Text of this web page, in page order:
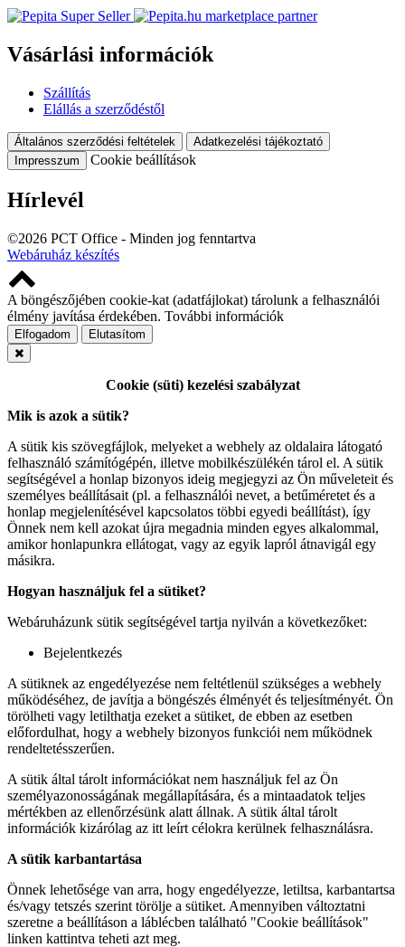
marketplace partner
Vásárlási információk
Szállítás
Elállás a szerződéstől
Általános szerződési feltételek
Adatkezelési tájékoztató
Impresszum
Cookie beállítások
Hírlevél
©2026 PCT Office - Minden jog fenntartva
Webáruház készítés
A böngészőjében cookie-kat (adatfájlokat) tárolunk a felhasználói
élmény javítása érdekében. További információk
Elfogadom Elutasítom
Cookie (süti) kezelési szabályzat
Mik is azok a sütik?
A sütik kis szövegfájlok, melyeket a webhely az oldalaira látogató
felhasználó számítógépén, illetve mobilkészülékén tárol el. A sütik
segítségével a honlap bizonyos ideig megjegyzi az Ön műveleteit és
személyes beállításait (pl. a felhasználói nevet, a betűméretet és a
honlap megjelenítésével kapcsolatos többi egyedi beállítást), így
Önnek nem kell azokat újra megadnia minden egyes alkalommal,
amikor honlapunkra ellátogat, vagy az egyik lapról átnavigál egy
másikra.
Hogyan használjuk fel a sütiket?
Webáruházunk sütik segítségével tartja nyilván a következőket:
Bejelentkezés
A sütiknek az engedélyezése nem feltétlenül szükséges a webhely
működéséhez, de javítja a böngészés élményét és teljesítményét. Ön
törölheti vagy letilthatja ezeket a sütiket, de ebben az esetben
előfordulhat, hogy a webhely bizonyos funkciói nem működnek
rendeltetésszerűen.
A sütik által tárolt információkat nem használjuk fel az Ön
személyazonosságának megállapítására, és a mintaadatok teljes
mértékben az ellenőrzésünk alatt állnak. A sütik által tárolt
információk kizárólag az itt leírt célokra kerülnek felhasználásra.
A sütik karbantartása
Önnek lehetősége van arra, hogy engedélyezze, letiltsa, karbantartsa
és/vagy tetszés szerint törölje a sütiket. Amennyiben változtatni
szeretne a beállításon a láblécben található "Cookie beállítások"
linken kattintva teheti azt meg.